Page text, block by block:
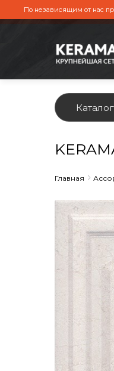
По независящим от нас
Каталог
Главная